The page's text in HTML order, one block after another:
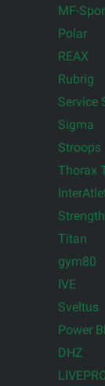
MF-
Polar
REAX
Rubrig
Service
Sigma
Stroops
Thorax
Titan
gym80
IVE
Sveltus
Power
DHZ